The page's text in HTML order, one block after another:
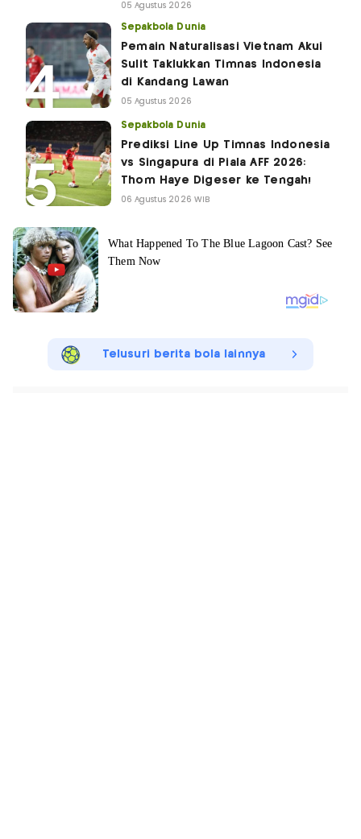
05 Agustus 2026
Sepakbola Dunia
Pemain Naturalisasi Vietnam Akui
Sulit Taklukkan Timnas Indonesia
di Kandang Lawan
05 Agustus 2026
Sepakbola Dunia
Prediksi Line Up Timnas Indonesia
vs Singapura di Piala AFF 2026:
Thom Haye Digeser ke Tengah!
06 Agustus 2026 WIB
Telusuri berita bola lainnya